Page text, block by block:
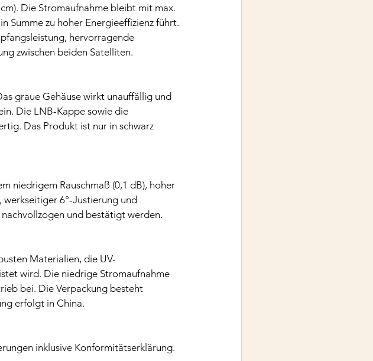
Die Stromaufnahme bleibt mit max.
Summe zu hoher Energieeffizienz führt.
hervorragende
zwischen beiden Satelliten.
graue Gehäuse wirkt unauffällig und
Die LNB-Kappe sowie die
Das Produkt ist nur in schwarz
niedrigem Rauschmaß (0,1 dB), hoher
werkseitiger 6°-Justierung und
und bestätigt werden.
Materialien, die UV-
wird. Die niedrige Stromaufnahme
bei. Die Verpackung besteht
erfolgt in China.
inklusive Konformitätserklärung.